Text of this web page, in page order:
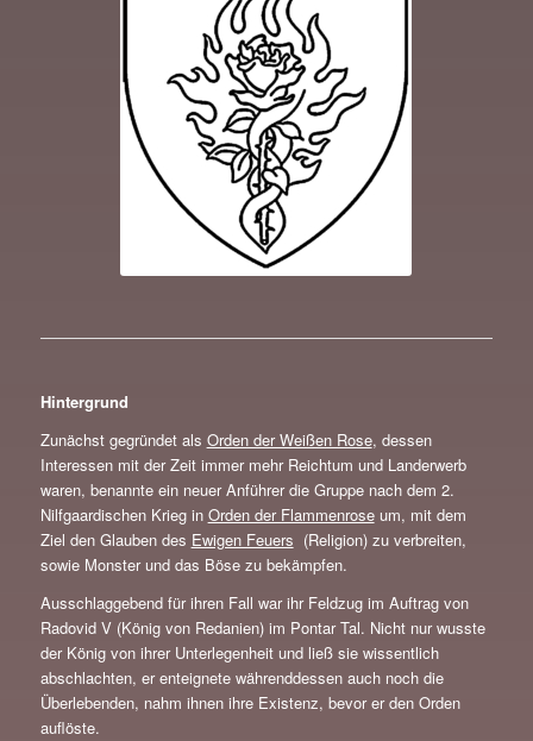
Hintergrund
Zunächst gegründet als Orden der Weißen Rose, dessen
Interessen mit der Zeit immer mehr Reichtum und Landerwerb
waren, benannte ein neuer Anführer die Gruppe nach dem 2.
Nilfgaardischen Krieg in Orden der Flammenroseum, mit dem
Ziel den Glauben des Ewigen Feuers (Religion) zu verbreiten,
sowie Monster und das Böse zu bekämpfen.
Ausschlaggebend für ihren Fall war ihr Feldzug im Auftrag von
Radovid V (König von Redanien) im Pontar Tal. Nicht nur wusste
der König von ihrer Unterlegenheit und ließ sie wissentlich
abschlachten, er enteignete währenddessen auch noch die
Überlebenden, nahm ihnen ihre Existenz, bevor er den Orden
auflöste.